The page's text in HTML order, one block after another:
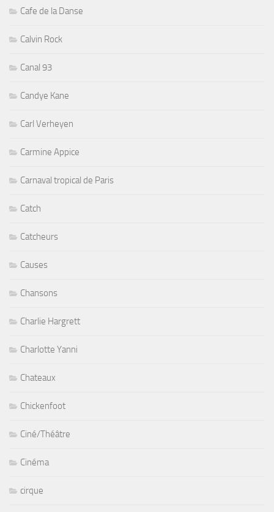
Cafe de la Danse
Calvin Rock
Canal 93
Candye Kane
Carl Verheyen
Carmine Appice
Carnaval tropical de Paris
Catch
Catcheurs
Causes
Chansons
Charlie Hargrett
Charlotte Yanni
Chateaux
Chickenfoot
Ciné/Théâtre
Cinéma
cirque